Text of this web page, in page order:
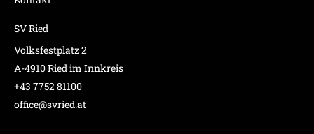
SV Ried
Volksfestplatz 2
A-4910 Ried im Innkreis
+43 7752 81100
office@svried.at